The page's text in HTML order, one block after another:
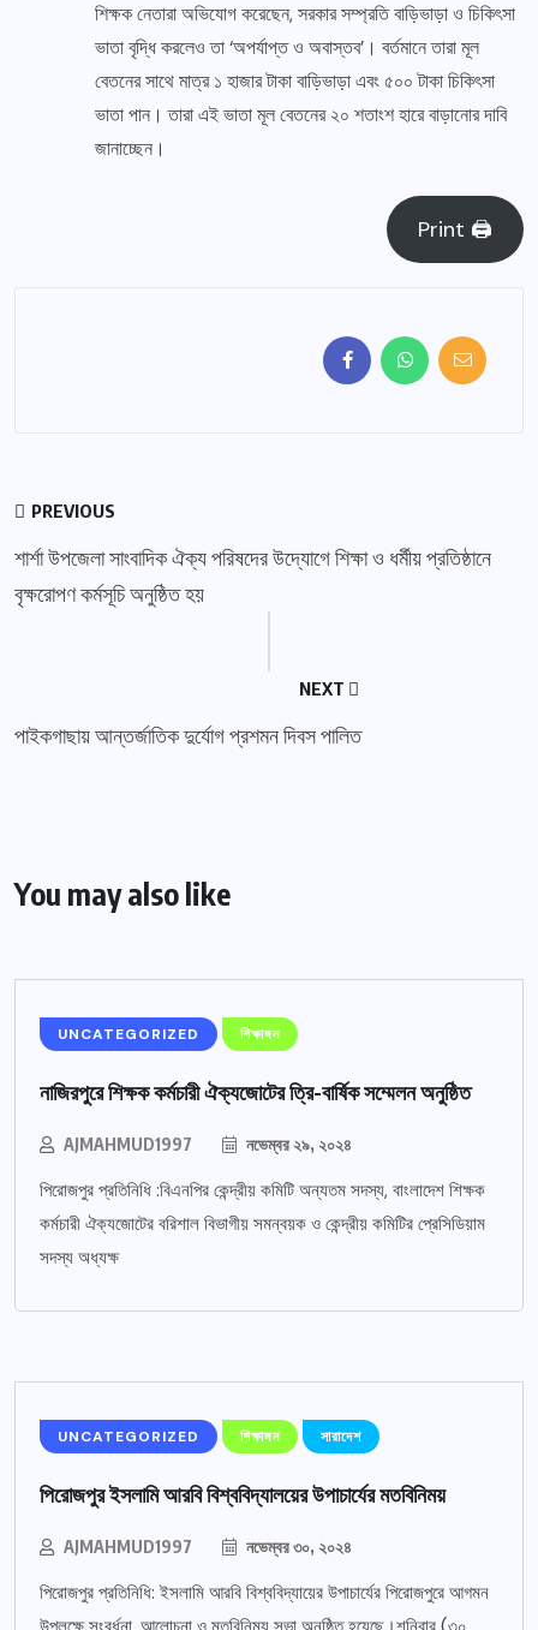
শিক্ষক নেতারা অভিযোগ করেছেন, সরকার সম্প্রতি বাড়িভাড়া ও চিকিৎসা
ভাতা বৃদ্ধি করলেও তা ‘অপর্যাপ্ত ও অবাস্তব’। বর্তমানে তারা মূল
বেতনের সাথে মাত্র ১ হাজার টাকা বাড়িভাড়া এবং ৫০০ টাকা চিকিৎসা
ভাতা পান। তারা এই ভাতা মূল বেতনের ২০ শতাংশ হারে বাড়ানোর দাবি
জানাচ্ছেন।
Print 🖨
PREVIOUS
শার্শা উপজেলা সাংবাদিক ঐক্য পরিষদের উদ্যোগে শিক্ষা ও ধর্মীয় প্রতিষ্ঠানে
বৃক্ষরোপণ কর্মসূচি অনুষ্ঠিত হয়
NEXT
পাইকগাছায় আন্তর্জাতিক দুর্যোগ প্রশমন দিবস পালিত
You may also like
UNCATEGORIZED শিক্ষাঙ্গন
নাজিরপুরে শিক্ষক কর্মচারী ঐক্যজোটের ত্রি-বার্ষিক সম্মেলন অনুষ্ঠিত
AJMAHMUD1997 নভেম্বর ২৯, ২০২৪
পিরোজপুর প্রতিনিধি :বিএনপির কেন্দ্রীয় কমিটি অন্যতম সদস্য, বাংলাদেশ শিক্ষক
কর্মচারী ঐক্যজোটের বরিশাল বিভাগীয় সমন্বয়ক ও কেন্দ্রীয় কমিটির প্রেসিডিয়াম
সদস্য অধ্যক্ষ
UNCATEGORIZED শিক্ষাঙ্গন সারাদেশ
পিরোজপুর ইসলামি আরবি বিশ্ববিদ্যালয়ের উপাচার্যের মতবিনিময়
AJMAHMUD1997 নভেম্বর ৩০, ২০২৪
পিরোজপুর প্রতিনিধি: ইসলামি আরবি বিশ্ববিদ্যায়ের উপাচার্যের পিরোজপুরে আগমন